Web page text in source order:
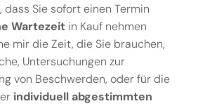
Sie sofort einen Termin
Wartezeit in Kauf nehmen
mir die Zeit, die Sie brauchen,
Untersuchungen zur
von Beschwerden, oder für die
individuell abgestimmten